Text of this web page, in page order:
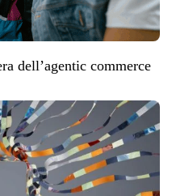
dell’agentic commerce